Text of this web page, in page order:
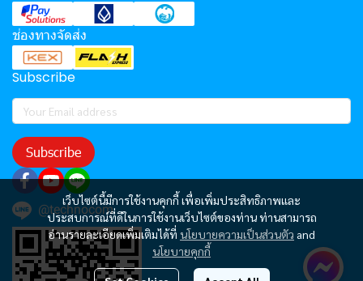
เว็บไซต์นี้มีการใช้งานคุกกี้ เพื่อเพิ่มประสิทธิภาพและ
ประสบการณ์ที่ดีในการใช้งานเว็บไซต์ของท่าน ท่านสามารถ
อ่านรายละเอียดเพิ่มเติมได้ที่ นโยบายความเป็นส่วนตัว and
นโยบายคุกกี้
ช่องทางจัดส่ง
Subscribe
Subscribe
@technocom